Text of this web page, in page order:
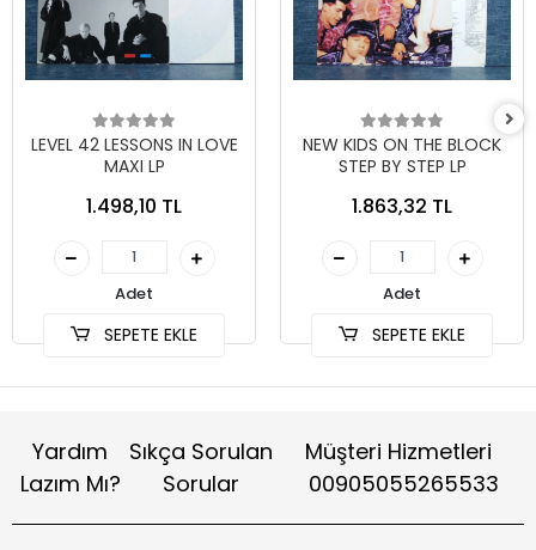
LEVEL 42 LESSONS IN LOVE
MAXI LP
1.498,10 TL
Adet
SEPETE EKLE
NEW KIDS ON THE BLOCK
STEP BY STEP LP
1.863,32 TL
Adet
SEPETE EKLE
Yardım
Lazım Mı?
Sıkça Sorulan
Sorular
Müşteri Hizmetleri
00905055265533